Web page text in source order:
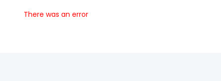
There was an error